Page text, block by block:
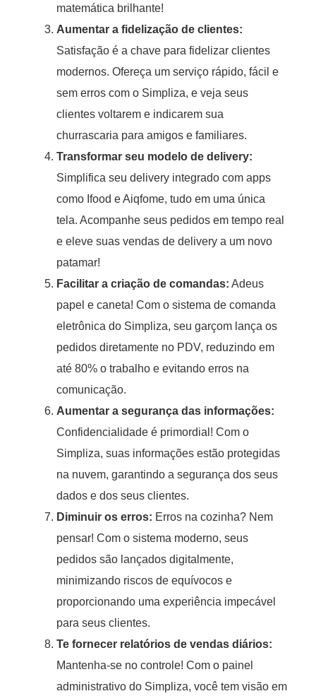
matemática brilhante!
Aumentar a fidelização de clientes:
Satisfação é a chave para fidelizar clientes
modernos. Ofereça um serviço rápido, fácil e
sem erros com o Simpliza, e veja seus
clientes voltarem e indicarem sua
churrascaria para amigos e familiares.
Transformar seu modelo de delivery:
Simplifica seu delivery integrado com apps
como Ifood e Aiqfome, tudo em uma única
tela. Acompanhe seus pedidos em tempo real
e eleve suas vendas de delivery a um novo
patamar!
Facilitar a criação de comandas: Adeus
papel e caneta! Com o sistema de comanda
eletrônica do Simpliza, seu garçom lança os
pedidos diretamente no PDV, reduzindo em
até 80% o trabalho e evitando erros na
comunicação.
Aumentar a segurança das informações:
Confidencialidade é primordial! Com o
Simpliza, suas informações estão protegidas
na nuvem, garantindo a segurança dos seus
dados e dos seus clientes.
Diminuir os erros: Erros na cozinha? Nem
pensar! Com o sistema moderno, seus
pedidos são lançados digitalmente,
minimizando riscos de equívocos e
proporcionando uma experiência impecável
para seus clientes.
Te fornecer relatórios de vendas diários:
Mantenha-se no controle! Com o painel
administrativo do Simpliza, você tem visão em